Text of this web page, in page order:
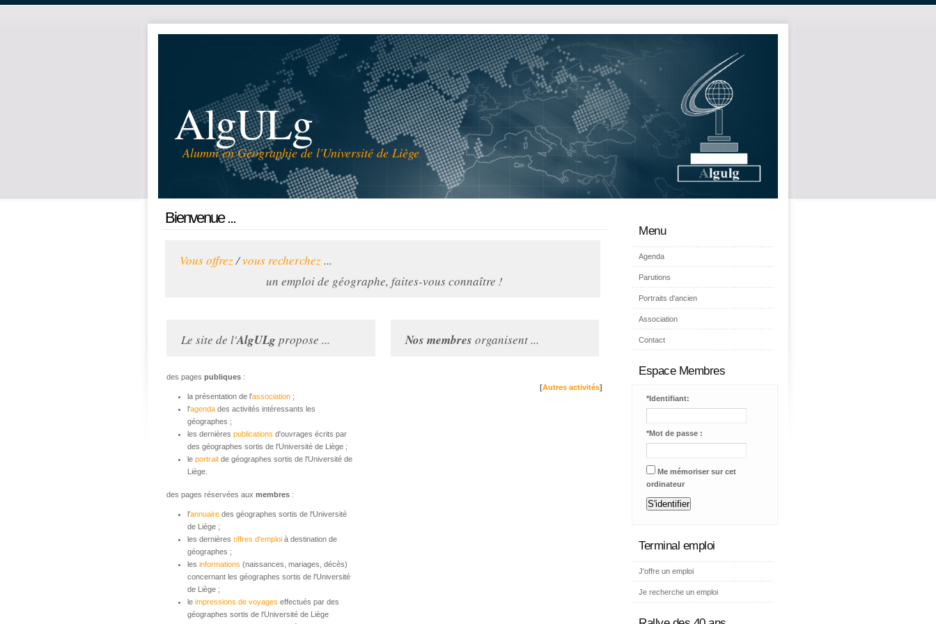
AlgULg
Alumni en Géographie de l'Université de Liège
Bienvenue ...
Vous offrez/vous recherchez...
un emploi de géographe, faites-vous connaître !
Le site de l'AlgULg propose ...
des pages publiques :
la présentation de l'association ;
l'agenda des activités intéressants les
géographes ;
les dernières publications d'ouvrages écrits par
des géographes sortis de l'Université de Liège ;
le portrait de géographes sortis de l'Université de
Liège.
des pages réservées aux membres :
l'annuaire des géographes sortis de l'Université
de Liège ;
les dernières offres d'emploi à destination de
géographes ;
les informations (naissances, mariages, décès)
concernant les géographes sortis de l'Université
de Liège ;
le impressions de voyages effectués par des
géographes sortis de l'Université de Liège
Nos membres organisent ...
[Autres activités]
Menu
Agenda
Parutions
Portraits d'ancien
Association
Contact
Espace Membres
*Identifiant:
*Mot de passe :
Me mémoriser sur cet
ordinateur
S'identifier
Terminal emploi
J'offre un emploi
Je recherche un emploi